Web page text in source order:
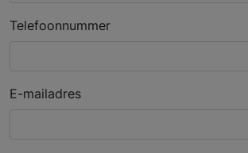
Telefoonnummer
E-mailadres